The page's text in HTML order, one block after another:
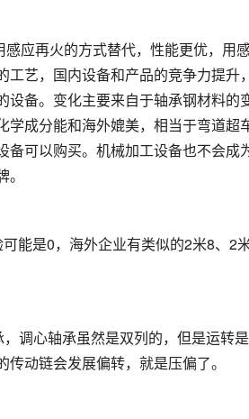
应再火的方式替代，性能更优，用
艺，国内设备和产品的竞争力提升
备。变化主要来自于轴承钢材料的
成分能和海外媲美，相当于弯道超
备可以购买。机械加工设备也不会成
能是0，海外企业有类似的2米8、2
调心轴承虽然是双列的，但是运转
动链会发展偏转，就是压偏了。